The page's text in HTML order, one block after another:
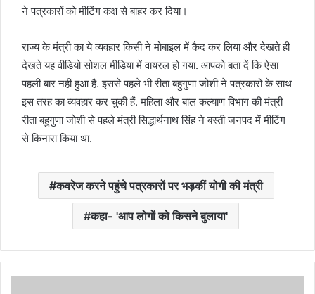
ने पत्रकारों को मीटिंग कक्ष से बाहर कर दिया।
राज्य के मंत्री का ये व्यवहार किसी ने मोबाइल में कैद कर लिया और देखते ही
देखते यह वीडियो सोशल मीडिया में वायरल हो गया. आपको बता दें कि ऐसा
पहली बार नहीं हुआ है. इससे पहले भी रीता बहुगुणा जोशी ने पत्रकारों के साथ
इस तरह का व्यवहार कर चुकी हैं. महिला और बाल कल्याण विभाग की मंत्री
रीता बहुगुणा जोशी से पहले मंत्री सिद्धार्थनाथ सिंह ने बस्ती जनपद में मीटिंग
से किनारा किया था.
कवरेज करने पहुंचे पत्रकारों पर भड़कीं योगी की मंत्री
कहा- 'आप लोगों को किसने बुलाया'